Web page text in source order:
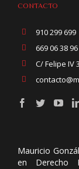
CONTACTO
910 299 699
669 06 38 96
C/ Felipe IV
Mauricio
en Derecho